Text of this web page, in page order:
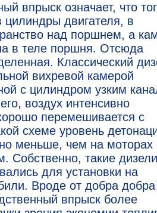
впрыск означает, что
цилиндры двигателя, в
над поршнем, а
в теле поршня. Отсюда
Классический
вихревой камерой
с цилиндром узким
воздух интенсивно
перемешивается с
схеме уровень
меньше, чем на моторах
Собственно, такие дизели
для установки на
Вроде от добра
впрыск более